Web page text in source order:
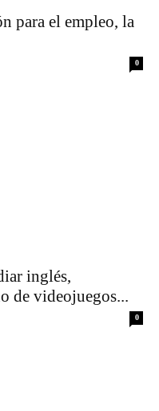
para el empleo, la
0
inglés,
de videojuegos...
0